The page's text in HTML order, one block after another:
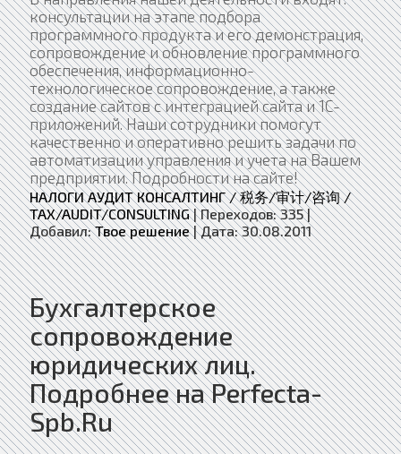
консультации на этапе подбора
программного продукта и его демонстрация,
сопровождение и обновление программного
обеспечения, информационно-
технологическое сопровождение, а также
создание сайтов с интеграцией сайта и 1С-
приложений. Наши сотрудники помогут
качественно и оперативно решить задачи по
автоматизации управления и учета на Вашем
предприятии. Подробности на сайте!
НАЛОГИ АУДИТ КОНСАЛТИНГ / 税务/审计/咨询 /
TAX/AUDIT/CONSULTING|Переходов: 335 |
Добавил: Твое решение |Дата: 30.08.2011
Бухгалтерское
сопровождение
юридических лиц.
Подробнее на Perfecta-
Spb.Ru